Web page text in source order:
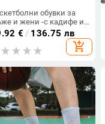
обувки за
и жени -с кадифе и
кадифе
€ / 136.75 лв
add_shopping_cart